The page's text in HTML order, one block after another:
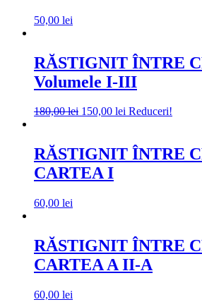
50,00 lei
RĂSTIGNIT ÎNTRE
Volumele I-III
180,00lei Prețul
fost:
180,00 lei.
150,00 lei Prețul
150,00 lei.
Reduceri!
RĂSTIGNIT ÎNTRE
CARTEA I
60,00 lei
RĂSTIGNIT ÎNTRE
CARTEA A II-A
60,00 lei